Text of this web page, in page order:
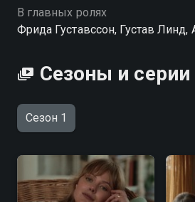
В главных ролях
Фрида Густавссон, Густав Линд,
Сезоны и серии
Сезон 1